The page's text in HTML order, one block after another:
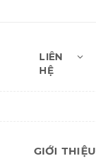
LIÊN
HỆ
GIỚI THIỆU